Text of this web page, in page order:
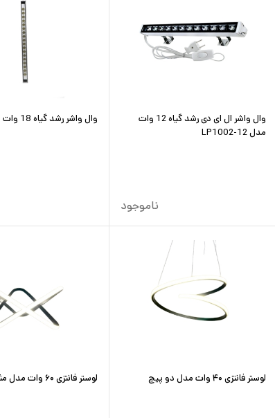
وال واشر ال ای دی رشد گیاه 12 وات
مدل LP1002-12
ناموجود
وال واشر رشد گیاه 18 وات مدل IP65
لوستر فانتزی ۴۰ وات مدل دو پیچ لوستر فانتزی ۶۰ وات مدل مثلث